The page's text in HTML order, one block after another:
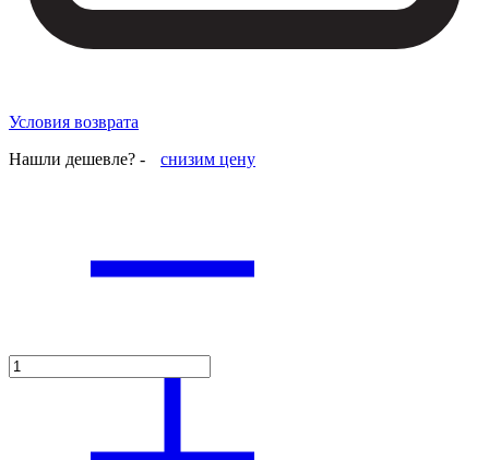
Условия возврата
Нашли дешевле? -
снизим цену